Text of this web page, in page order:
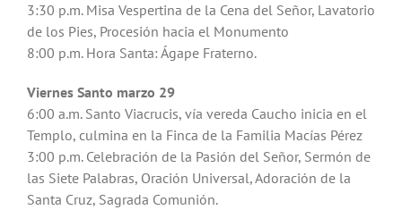
3:30 p.m. Misa Vespertina de la Cena del Señor, Lavatorio
de los Pies, Procesión hacia el Monumento
8:00 p.m. Hora Santa: Ágape Fraterno.
Viernes Santo marzo 29
6:00 a.m. Santo Viacrucis, vía vereda Caucho inicia en el
Templo, culmina en la Finca de la Familia Macías Pérez
3:00 p.m. Celebración de la Pasión del Señor, Sermón de
las Siete Palabras, Oración Universal, Adoración de la
Santa Cruz, Sagrada Comunión.